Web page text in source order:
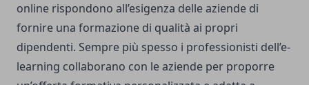
online rispondono all’esigenza delle aziende di
fornire una formazione di qualità ai propri
dipendenti. Sempre più spesso i professionisti dell’e-
learning collaborano con le aziende per proporre